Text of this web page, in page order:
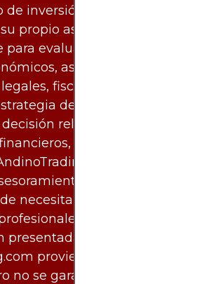
inversión. Los usuarios
propio asesoramiento
evaluar los riesgos y
así como las
fiscales y contables
de inversión,
relacionada con
materias primas u
no
legal, contable o
necesitarlo, debe
especializados.
presentada por
proviene de fuentes
no se garantiza su exactitud